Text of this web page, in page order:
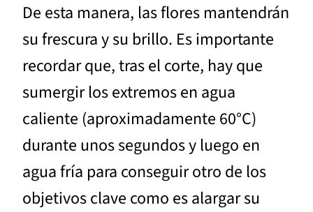
De esta manera, las flores mantendrán
su frescura y su brillo. Es importante
recordar que, tras el corte, hay que
sumergir los extremos en agua
caliente (aproximadamente 60°C)
durante unos segundos y luego en
agua fría para conseguir otro de los
objetivos clave como es alargar su